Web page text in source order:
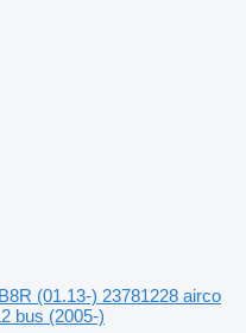
(01.13-) 23781228 airco
bus (2005-)